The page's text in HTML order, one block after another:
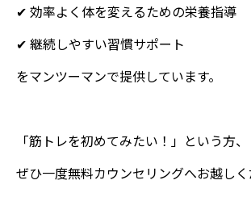
✔ 効率よく体を変えるための栄養指導
✔ 継続しやすい習慣サポート
をマンツーマンで提供しています。
「筋トレを初めてみたい！」という方、
ぜひ一度無料カウンセリングへお越し